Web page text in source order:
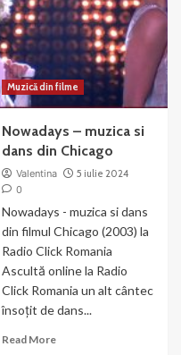
Muzică din filme
Nowadays – muzica si
dans din Chicago
Valentina
5 iulie 2024
0
Nowadays - muzica si dans
din filmul Chicago (2003) la
Radio Click Romania
Ascultă online la Radio
Click Romania un alt cântec
însoțit de dans...
Read MoreRead